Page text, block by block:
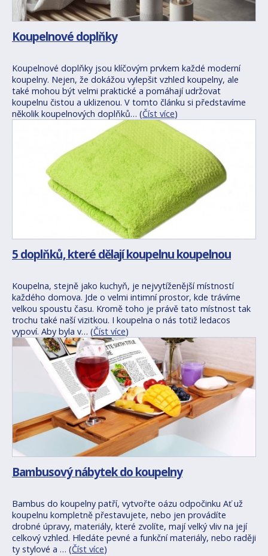
Koupelnové doplňky
Koupelnové doplňky jsou klíčovým prvkem každé moderní
koupelny. Nejen, že dokážou vylepšit vzhled koupelny, ale
také mohou být velmi praktické a pomáhají udržovat
koupelnu čistou a uklizenou. V tomto článku si představíme
několik koupelnových doplňků… (Číst více)
5 doplňků, které dělají koupelnu koupelnou
Koupelna, stejně jako kuchyň, je nejvytíženější místností
každého domova. Jde o velmi intimní prostor, kde trávíme
velkou spoustu času. Kromě toho je právě tato místnost tak
trochu také naší vizitkou. I koupelna o nás totiž ledacos
vypoví. Aby byla v… (Číst více)
Bambusový nábytek do koupelny
Bambus do koupelny patří, vytvořte oázu odpočinku Ať už
koupelnu kompletně přestavujete, nebo jen provádíte
drobné úpravy, materiály, které zvolíte, mají velký vliv na její
celkový vzhled. Hledáte pevné a funkční materiály, nebo raději
ty stylové a … (Číst více)